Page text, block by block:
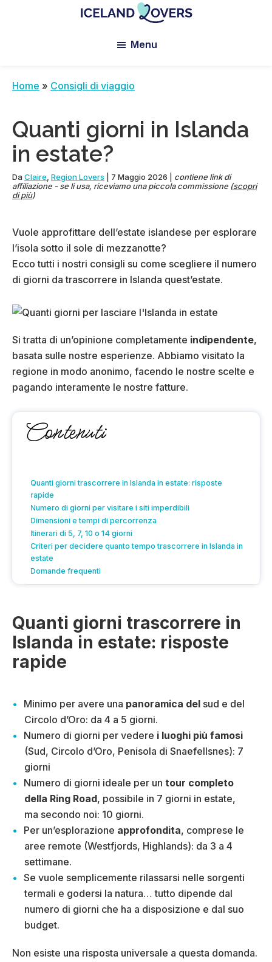
Claire
Menu
Home » Consigli di viaggio
Quanti giorni in Islanda
in estate?
Da Claire Region Lovers 7 Maggio 2026
contiene link di
affiliazione - se li usa, riceviamo una piccola commissione (scopri
di più)
Vuole approfittare dell’estate islandese per esplorare
l’isola sotto il sole di mezzanotte?
Ecco tutti i nostri consigli su come scegliere il numero
di giorni da trascorrere in Islanda quest’estate.
Si tratta di un’opinione completamente indipendente,
basata sulle nostre esperienze. Abbiamo visitato la
regione in modo anonimo, facendo le nostre scelte e
pagando interamente le nostre fatture.
Contenuti
Quanti giorni trascorrere in Islanda in estate: risposte
rapide
Numero di giorni per visitare i siti imperdibili
Dimensioni e tempi di percorrenza
Itinerari di 5, 7, 10 o 14 giorni
Criteri per decidere quanto tempo trascorrere in Islanda in
estate
Domande frequenti
Quanti giorni trascorrere in
Islanda in estate: risposte
rapide
Minimo per avere una panoramica del sud e del
Circolo d’Oro: da 4 a 5 giorni.
Numero di giorni per vedere i luoghi più famosi
(Sud, Circolo d’Oro, Penisola di Snaefellsnes): 7
giorni
Numero di giorni ideale per un tour completo
della Ring Road, possibile in 7 giorni in estate,
ma secondo noi: 10 giorni.
Per un’esplorazione approfondita, comprese le
aree remote (Westfjords, Highlands): da 3 a 4
settimane.
Se vuole semplicemente rilassarsi nelle sorgenti
termali e godersi la natura… tutto dipende dal
numero di giorni che ha a disposizione e dal suo
budget.
Non esiste una risposta universale a questa domanda.